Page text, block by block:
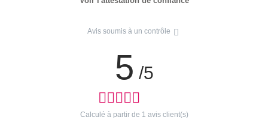
Avis soumis à un contrôle
5 /5
Calculé à partir de 1 avis client(s)